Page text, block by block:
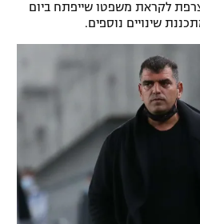
לקראת משפטו שייפתח ביום
שינויים נוספים.